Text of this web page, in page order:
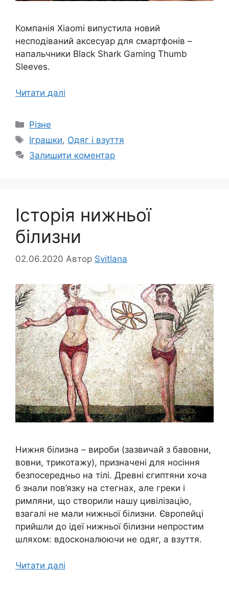
Компанія Xiaomi випустила новий
несподіваний аксесуар для смартфонів –
напальчники Black Shark Gaming Thumb
Sleeves.
Читати далі
Категорії
Різне
Позначки
Іграшки, Одяг і взуття
Залишити коментар
Історія нижньої
білизни
02.06.2020 Автор Svitlana
Нижня білизна – вироби (зазвичай з бавовни,
вовни, трикотажу), призначені для носіння
безпосередньо на тілі. Древні єгиптяни хоча
б знали пов’язку на стегнах, але греки і
римляни, що створили нашу цивілізацію,
взагалі не мали нижньої білизни. Європейці
прийшли до ідеї нижньої білизни непростим
шляхом: вдосконалюючи не одяг, а взуття.
Читати далі